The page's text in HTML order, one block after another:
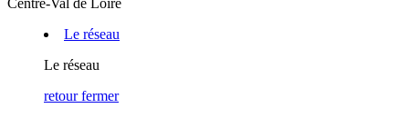
Centre-Val de Loire
Le réseau
Le réseau
retour fermer